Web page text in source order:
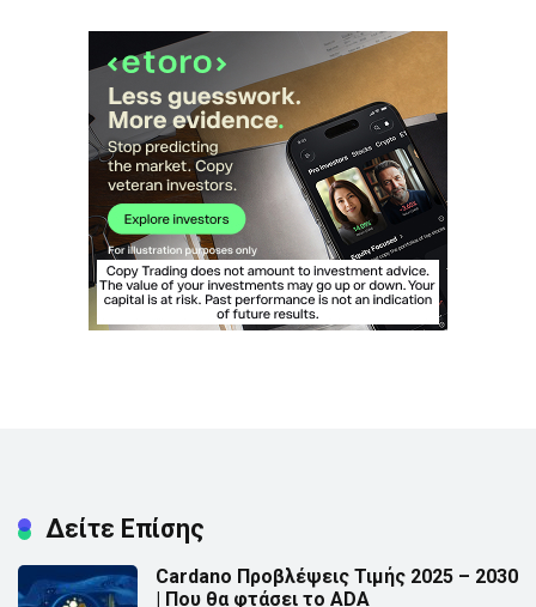
Δείτε Επίσης
Cardano Προβλέψεις Τιμής 2025 – 2030
| Που θα φτάσει το ADA